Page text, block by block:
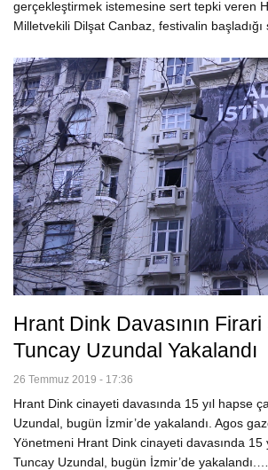
gerçekleştirmek istemesine sert tepki veren
Milletvekili Dilşat Canbaz, festivalin
Hrant Dink Davasının Firari
Tuncay Uzundal Yakalandı
26 Temmuz 2019 - 17:36
Hrant Dink cinayeti davasında 15 yıl hapse
Uzundal, bugün İzmir’de yakalandı. Agos
Yönetmeni Hrant Dink cinayeti davasında 15
Tuncay Uzundal, bugün İzmir’de yakalandı.…